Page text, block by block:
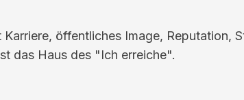
öffentliches Image, Reputation,
das Haus des "Ich erreiche".